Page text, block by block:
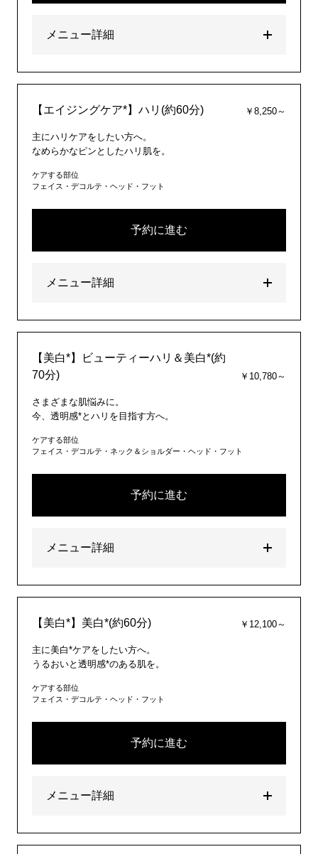
メニュー詳細
【エイジングケア*】ハリ(約60分) ￥8,250～
主にハリケアをしたい方へ。
なめらかなピンとしたハリ肌を。
ケアする部位
フェイス・デコルテ・ヘッド・フット
予約に進む
メニュー詳細
【美白*】ビューティーハリ＆美白*(約
70分)
￥10,780～
さまざまな肌悩みに。
今、透明感*とハリを目指す方へ。
ケアする部位
フェイス・デコルテ・ネック＆ショルダー・ヘッド・フット
予約に進む
メニュー詳細
【美白*】美白*(約60分) ￥12,100～
主に美白*ケアをしたい方へ。
うるおいと透明感*のある肌を。
ケアする部位
フェイス・デコルテ・ヘッド・フット
予約に進む
メニュー詳細